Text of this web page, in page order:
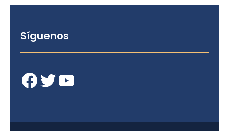
Síguenos
Facebook Twitter YouTube